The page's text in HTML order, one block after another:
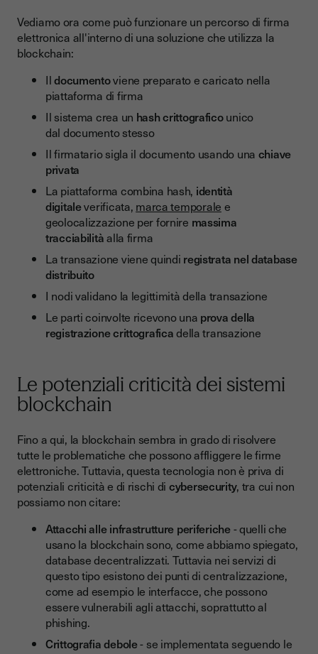
Vediamo ora come può funzionare un percorso di firma
elettronica all'interno di una soluzione che utilizza la
blockchain:
Ildocumentoviene preparato e caricato nella
piattaforma di firma
Il sistema crea un hash crittograficounico
dal documento stesso
Il firmatario sigla il documento usando una chiave
privata
La piattaforma combina hash, identità
digitaleverificata, marca temporale e
geolocalizzazione per fornire massima
tracciabilitàalla firma
La transazione viene quindi registrata nel database
distribuito
I nodi validano la legittimità della transazione
Le parti coinvolte ricevono una prova della
registrazione crittograficadella transazione
Le potenziali criticità dei sistemi
blockchain
Fino a qui, la blockchain sembra in grado di risolvere
tutte le problematiche che possono affliggere le firme
elettroniche. Tuttavia, questa tecnologia non è priva di
potenziali criticità e di rischi di cybersecurity, tra cui non
possiamo non citare:
Attacchi alle infrastrutture periferiche- quelli che
usano la blockchain sono, come abbiamo spiegato,
database decentralizzati. Tuttavia nei servizi di
questo tipo esistono dei punti di centralizzazione,
come ad esempio le interfacce, che possono
essere vulnerabili agli attacchi, soprattutto al
phishing.
Crittografia debole- se implementata seguendo le